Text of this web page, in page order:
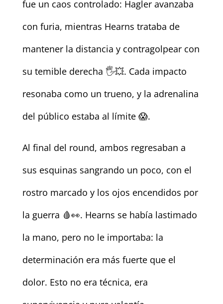
fue un caos controlado: Hagler avanzaba
con furia, mientras Hearns trataba de
mantener la distancia y contragolpear con
su temible derecha 🖐️💥. Cada impacto
resonaba como un trueno, y la adrenalina
del público estaba al límite 😱.
Al final del round, ambos regresaban a
sus esquinas sangrando un poco, con el
rostro marcado y los ojos encendidos por
la guerra 🩸👀. Hearns se había lastimado
la mano, pero no le importaba: la
determinación era más fuerte que el
dolor. Esto no era técnica, era